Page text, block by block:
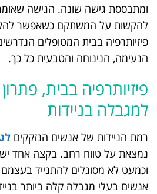
ומתבססת גישה שונה. הגישה
להקשות על המשתקם כשאפשר
פיזיותרפיה בבית המטופלים
הנעימה, הנינוחה והטבעית כל כך.
פיזיותרפיה בבית,
למגבלה בניידות
רמת הניידות של אנשים הנזקקים
נמצאת על טווח רחב. בקצה אחד
וכמעט לא מסוגלים להתנייד
אנשים בעלי מגבלה קלה ביותר